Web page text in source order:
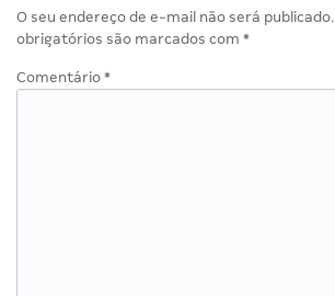
O seu endereço de e-mail não será publicado.
obrigatórios são marcados com *
Comentário *